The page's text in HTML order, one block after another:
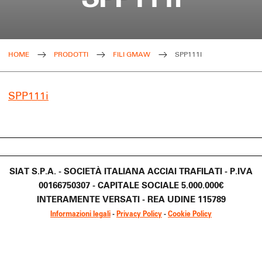
HOME PRODOTTI FILI GMAW SPP111I
SPP111i
SIAT S.P.A. - SOCIETÀ ITALIANA ACCIAI TRAFILATI - P.IVA
00166750307 - CAPITALE SOCIALE 5.000.000€
INTERAMENTE VERSATI - REA UDINE 115789
Informazioni legali - Privacy Policy - Cookie Policy